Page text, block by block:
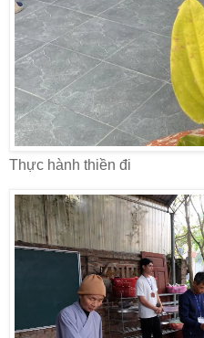
Thực hành thiền đi